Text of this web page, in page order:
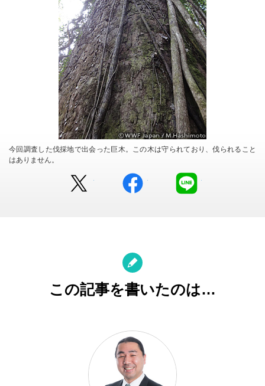
今回調査した伐採地で出会った巨木。この木は守られており、伐られること
はありません。
facebook
この記事を書いたのは…